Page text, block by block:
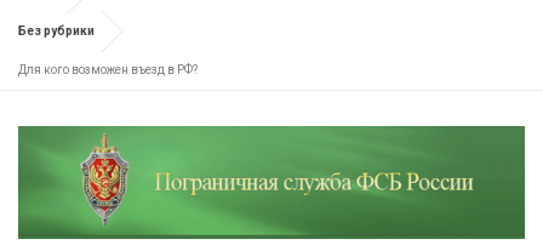
Без рубрики
Для кого возможен въезд в РФ?